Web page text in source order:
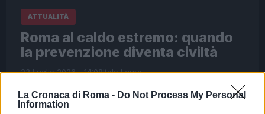
La Cronaca di Roma - Do Not Process My Personal
Information
ATTUALITÀ
Roma al caldo estremo: quando
la prevenzione diventa civiltà
23 Luglio 2026 - 14:08Italo Lauro
Tra bollini di rischio e proteste nei nidi, la città
sperimenta in queste settimane una convivenza